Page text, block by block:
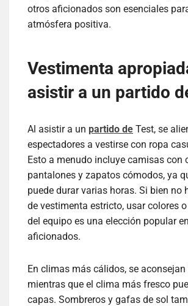
otros aficionados son esenciales
atmósfera positiva.
Vestimenta
asistir a un partido
Al asistir a un partido de Test, se
espectadores a vestirse con ropa
Esto a menudo incluye camisas con
pantalones y zapatos cómodos, ya
puede durar varias horas. Si bien no
de vestimenta estricto, usar colores
del equipo es una elección popular
aficionados.
En climas más cálidos, se
mientras que el clima más fresco
capas. Sombreros y gafas de sol